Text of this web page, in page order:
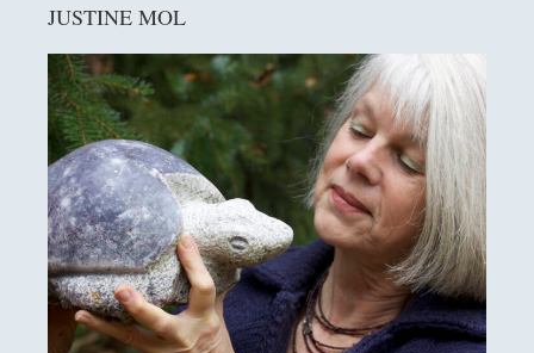
Sidebar
JUSTINE MOL